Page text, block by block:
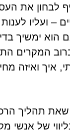
לבחון את
– ועליו
הוא ימשיך
המקרים
איך ואיזה
שאת תהליך
של אנשי